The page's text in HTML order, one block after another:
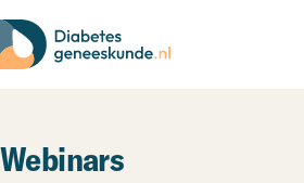
Webinars